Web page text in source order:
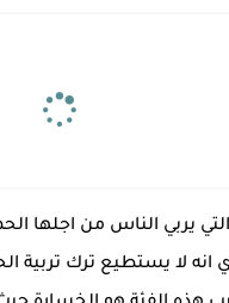
يربي الناس من اجلها
انه لا يستطيع ترك